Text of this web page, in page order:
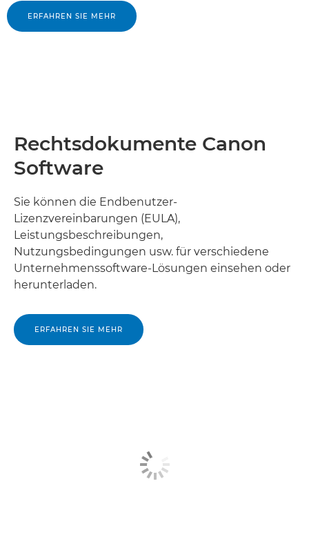
ERFAHREN SIE MEHR
Rechtsdokumente Canon
Software
Sie können die Endbenutzer-
Lizenzvereinbarungen (EULA),
Leistungsbeschreibungen,
Nutzungsbedingungen usw. für verschiedene
Unternehmenssoftware-Lösungen einsehen oder
herunterladen.
ERFAHREN SIE MEHR